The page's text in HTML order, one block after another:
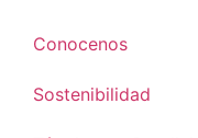
Conocenos
Sostenibilidad